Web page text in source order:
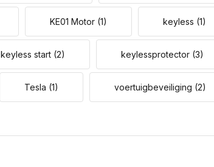
KE01 Motor (1) keyless (1)
keyless start (2) keylessprotector (3)
Tesla (1) voertuigbeveiliging (2)